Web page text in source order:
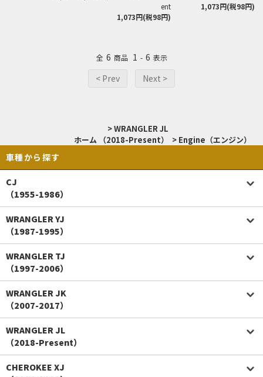
ent
1,073円(税98円)
1,073円(税98円)
全 6 商品 1 - 6 表示
< Prev Next >
ホーム
>WRANGLER JL
（2018-Present）
> Engine（エンジン）
車種から探す
CJ
（1955-1986）
WRANGLER YJ
（1987-1995）
WRANGLER TJ
（1997-2006）
WRANGLER JK
（2007-2017）
WRANGLER JL
（2018-Present）
CHEROKEE XJ